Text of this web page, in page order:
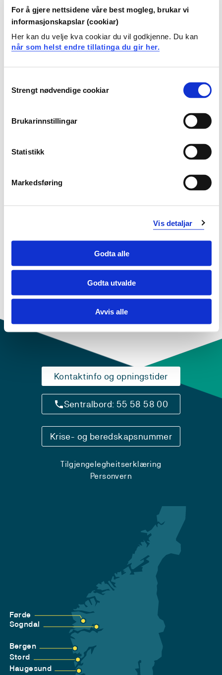
For å gjere nettsidene våre best mogleg, brukar vi
informasjonskapslar (cookiar)
Her kan du velje kva cookiar du vil godkjenne. Du kan
når som helst endre tillatinga du gir her.
Selection
Strengt nødvendige cookiar
Brukarinnstillingar
Statistikk
Markedsføring
Vis detaljar
Godta alle
Godta utvalde
Avvis alle
studiepoeng
Oversikt
Krav: 30 studiepoeng
ENU803N
Engelsk 2, emne 1 - Kommunikasjon i språk,
ENU804N
Engelsk 2, emne 2 - Mangfald i språk, tekst
Semester: 2 15 sp
Kontaktinfo og opningstider
Sentralbord: 55 58 58 00
Krise- og beredskapsnummer
Tilgjengelegheitserklæring
Personvern
Førde
Sogndal
Bergen
Stord
Haugesund